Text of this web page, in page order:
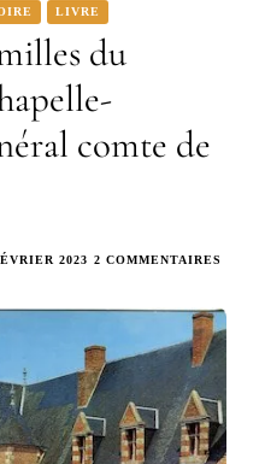
LIVRE
du
comte de
2023 2 COMMENTAIRES
DE
LA